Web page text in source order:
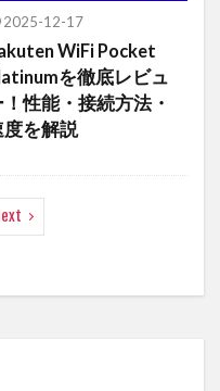
2025-12-17
WiFi Pocket
を徹底レビュ
！性能・接続方法・
度を解説